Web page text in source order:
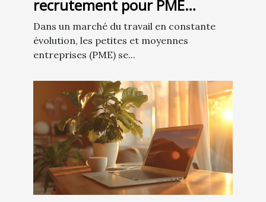
recrutement pour PME
comment attirer les talents
en 2023
Dans un marché du travail en constante
évolution, les petites et moyennes
entreprises (PME) se...